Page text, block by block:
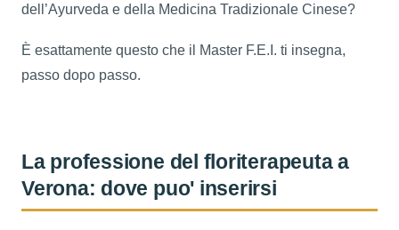
dell’Ayurveda e della Medicina Tradizionale Cinese?
È esattamente questo che il Master F.E.I. ti insegna,
passo dopo passo.
La professione del floriterapeuta a
Verona: dove puo' inserirsi